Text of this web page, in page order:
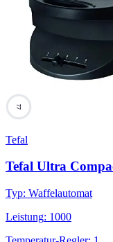
77
Tefal
Tefal Ultra
Typ: Waffelautomat
Leistung: 1000